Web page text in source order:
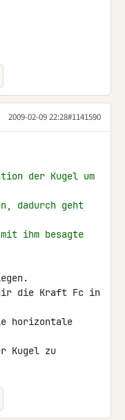
2009-02-09 22:28#1141590
der Kugel um
dadurch geht
ihm besagte
die Kraft Fc in
horizontale
Kugel zu